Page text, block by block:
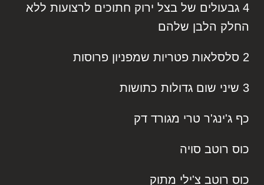
4 גבעולים של בצל ירוק חתוכים לרצועות ללא
החלק הלבן שלהם
2 סלסלאות פטריות שמפניון פרוסות
3 שיני שום גדולות כתושות
כף ג'ינג'ר טרי מגורד דק
כוס רוטב סויה
כוס רוטב צ'ילי מתוק